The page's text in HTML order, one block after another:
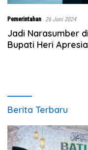
Pemerintahan 26 Juni 2024
Jadi Narasumber
Bupati Heri
Berita Terbaru